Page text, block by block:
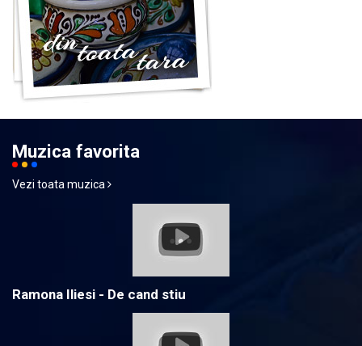
Muzica favorita
Vezi toata muzica
Ramona Iliesi - De cand stiu